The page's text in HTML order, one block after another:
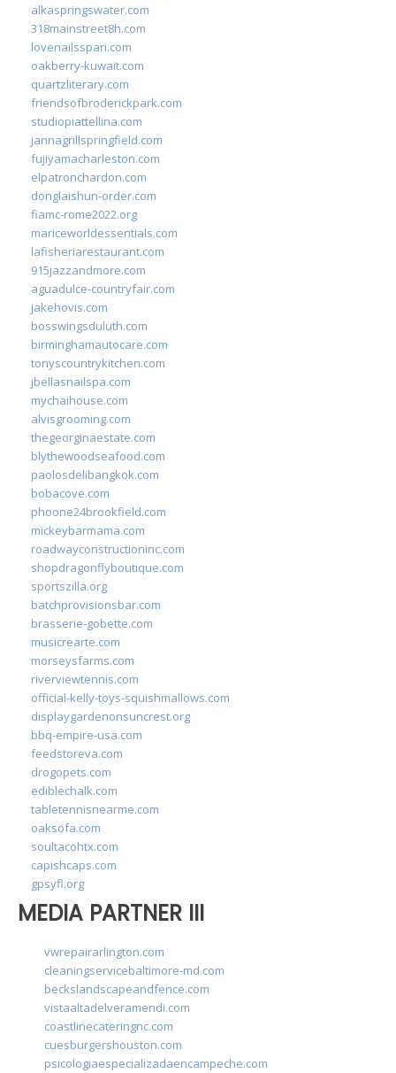
alkaspringswater.com
318mainstreet8h.com
lovenailsspari.com
oakberry-kuwait.com
quartzliterary.com
friendsofbroderickpark.com
studiopiattellina.com
jannagrillspringfield.com
fujiyamacharleston.com
elpatronchardon.com
donglaishun-order.com
fiamc-rome2022.org
mariceworldessentials.com
lafisheriarestaurant.com
915jazzandmore.com
aguadulce-countryfair.com
jakehovis.com
bosswingsduluth.com
birminghamautocare.com
tonyscountrykitchen.com
jbellasnailspa.com
mychaihouse.com
alvisgrooming.com
thegeorginaestate.com
blythewoodseafood.com
paolosdelibangkok.com
bobacove.com
phoone24brookfield.com
mickeybarmama.com
roadwayconstructioninc.com
shopdragonflyboutique.com
sportszilla.org
batchprovisionsbar.com
brasserie-gobette.com
musicrearte.com
morseysfarms.com
riverviewtennis.com
official-kelly-toys-squishmallows.com
displaygardenonsuncrest.org
bbq-empire-usa.com
feedstoreva.com
drogopets.com
ediblechalk.com
tabletennisnearme.com
oaksofa.com
soultacohtx.com
capishcaps.com
gpsyfl.org
MEDIA PARTNER III
vwrepairarlington.com
cleaningservicebaltimore-md.com
beckslandscapeandfence.com
vistaaltadelveramendi.com
coastlinecateringnc.com
cuesburgershouston.com
psicologiaespecializadaencampeche.com